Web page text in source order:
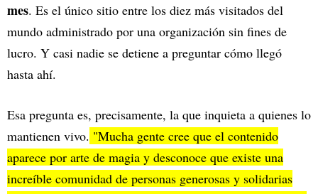
mes. Es el único sitio entre los diez más visitados del
mundo administrado por una organización sin fines de
lucro. Y casi nadie se detiene a preguntar cómo llegó
hasta ahí.
Esa pregunta es, precisamente, la que inquieta a quienes lo
mantienen vivo. "Mucha gente cree que el contenido
aparece por arte de magia y desconoce que existe una
increíble comunidad de personas generosas y solidarias